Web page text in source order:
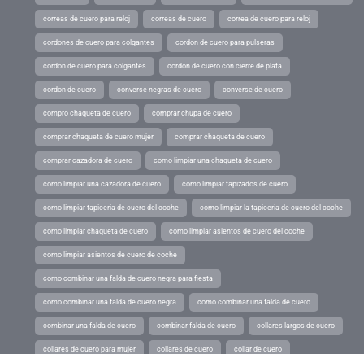
correas de cuero para reloj correas de cuero correa de cuero para reloj
cordones de cuero para colgantes cordon de cuero para pulseras
cordon de cuero para colgantes cordon de cuero con cierre de plata
cordon de cuero converse negras de cuero converse de cuero
compro chaqueta de cuero comprar chupa de cuero
comprar chaqueta de cuero mujer comprar chaqueta de cuero
comprar cazadora de cuero como limpiar una chaqueta de cuero
como limpiar una cazadora de cuero como limpiar tapizados de cuero
como limpiar tapiceria de cuero del coche como limpiar la tapiceria de cuero del coche
como limpiar chaqueta de cuero como limpiar asientos de cuero del coche
como limpiar asientos de cuero de coche
como combinar una falda de cuero negra para fiesta
como combinar una falda de cuero negra como combinar una falda de cuero
combinar una falda de cuero combinar falda de cuero collares largos de cuero
collares de cuero para mujer collares de cuero collar de cuero